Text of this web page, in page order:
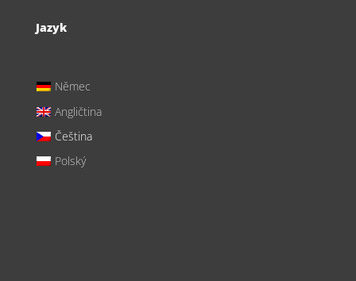
Jazyk
Němec
Angličtina
Čeština
Polský